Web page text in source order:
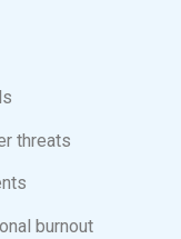
threats
burnout